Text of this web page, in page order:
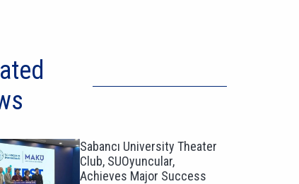
Sabancı University Theater
Club, SUOyuncular,
Achieves Major Success